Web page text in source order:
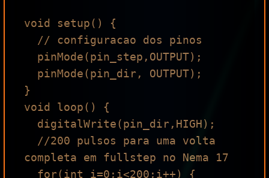
void setup() {
}
void loop() {
completa em fullstep no Nema 17